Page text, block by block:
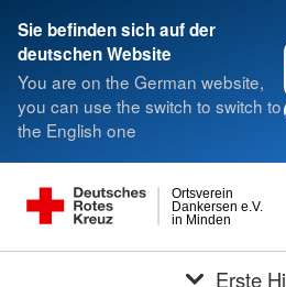
Sie befinden sich auf der
deutschen Website
You are on the German website,
you can use the switch to switch to
the English one
in Minden
Dankersen e.V.
Ortsverein
Erste